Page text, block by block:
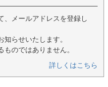
、メールアドレスを登録し
らせいたします。
のではありません。
詳しくはこちら